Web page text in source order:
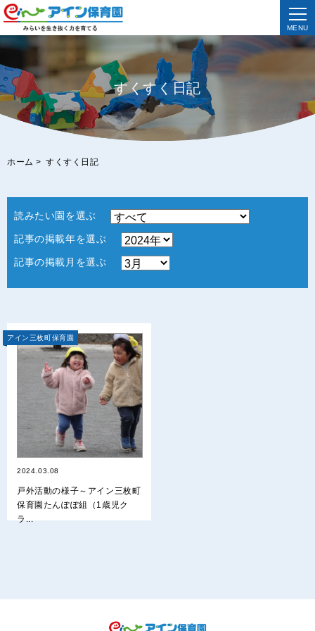
MENU
すくすく日記
ホーム > すくすく日記
読みたい園を選ぶ
記事の掲載年を選ぶ
記事の掲載月を選ぶ
アイン三枚町保育園
2024.03.08
戸外活動の様子～アイン三枚町
保育園たんぽぽ組（1歳児ク
ラ...